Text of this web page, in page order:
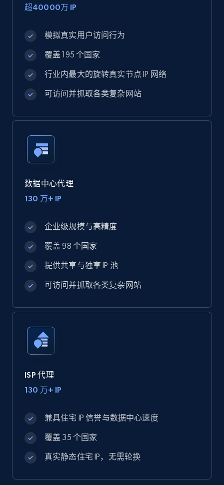
超40000万 IP
模拟真实用户访问行为
覆盖 195 个国家
行业内最大的旋转真实节点 IP 网络
可访问并抓取各类复杂网站
数据中心代理
130 万+ IP
企业级规模与高精度
覆盖 98 个国家
提供共享与独享 IP 池
可访问并抓取各类复杂网站
ISP 代理
130 万+ IP
兼具住宅 IP 信誉与数据中心速度
覆盖 35 个国家
真实静态住宅 IP，无需轮换